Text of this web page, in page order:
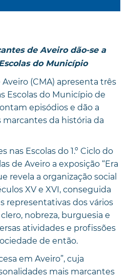
de Aveiro dão-se a
do Município
(CMA) apresenta três
Escolas do Município de
episódios e dão a
da história da
nas Escolas do 1.º Ciclo do
de Aveiro a exposição “Era
revela a organização social
XV e XVI, conseguida
representativas dos vários
nobreza, burguesia e
atividades e profissões
de então.
em Aveiro”, cuja
mais marcantes